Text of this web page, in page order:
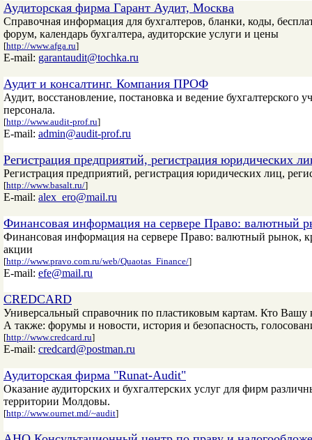
Аудиторская фирма Гарант Аудит, Москва
Справочная информация для бухгалтеров, бланки, коды,
форум, календарь бухгалтера, аудиторские услуги и цены
[http://www.afga.ru]
E-mail: garantaudit@tochka.ru
Аудит и консалтинг. Компания ПРОФ
Аудит, восстановление, постановка и ведение
персонала.
[http://www.audit-prof.ru]
E-mail: admin@audit-prof.ru
Регистрация предприятий, регистрация юридических
Регистрация предприятий, регистрация юридических лиц,
[http://www.basalt.ru/]
E-mail: alex_ero@mail.ru
Финансовая информация на сервере Право: валютный
Финансовая информация на сервере Право: валютный рынок,
акции
[http://www.pravo.com.ru/web/Quaotas_Finance/]
E-mail: efe@mail.ru
CREDCARD
Универсальный справочник по пластиковым картам. Кто Вашу
А также: форумы и новости, история и безопасность,
[http://www.credcard.ru]
E-mail: credcard@postman.ru
Аудиторская фирма "Runat-Audit"
Оказание аудиторских и бухгалтерских услуг для фирм
территории Молдовы.
[http://www.ournet.md/~audit]